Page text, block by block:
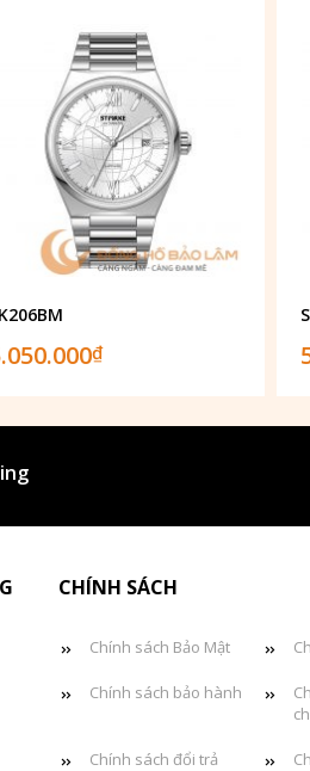
₫
CHÍNH SÁCH
Chính sách Bảo Mật
Chính sách bảo hành
Chính sách đổi trả